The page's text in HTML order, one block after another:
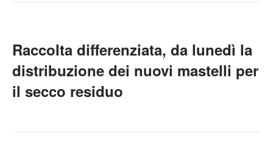
Raccolta differenziata, da lunedì la
distribuzione dei nuovi mastelli per
il secco residuo